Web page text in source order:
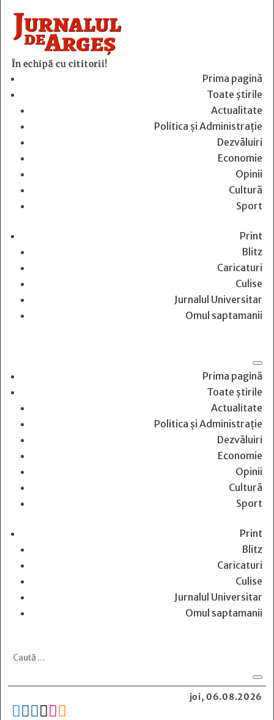
În echipă cu cititorii!
Prima pagină
Toate știrile
Actualitate
Politica și Administrație
Dezvăluiri
Economie
Opinii
Cultură
Sport
Print
Blitz
Caricaturi
Culise
Jurnalul Universitar
Omul saptamanii
Prima pagină
Toate știrile
Actualitate
Politica și Administrație
Dezvăluiri
Economie
Opinii
Cultură
Sport
Print
Blitz
Caricaturi
Culise
Jurnalul Universitar
Omul saptamanii
joi, 06.08.2026
     